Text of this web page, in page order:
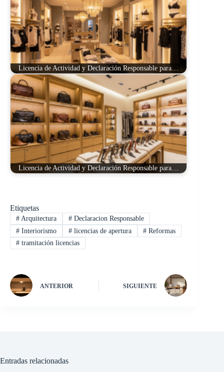
Licencia de Actividad y Declaración Responsable para…
Licencia de Actividad y Declaración Responsable para…
Etiquetas
#Arquitectura #Declaracion Responsable
#Interiorismo #licencias de apertura # Reformas
#tramitación licencias
ANTERIOR SIGUIENTE
Entradas relacionadas